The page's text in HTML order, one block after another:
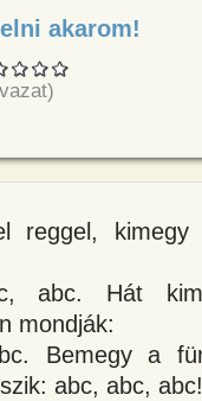
akarom!
reggel, kimegy
abc. Hát
mondják:
Bemegy a
abc, abc,